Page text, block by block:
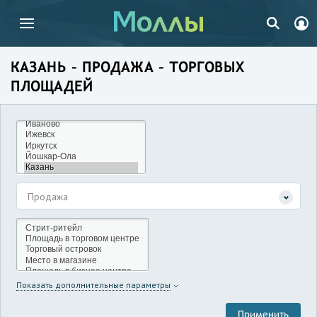
КАЗАНЬ – ПРОДАЖА – ТОРГОВЫХ
ПЛОЩАДЕЙ
Продажа
Показать дополнительные параметры